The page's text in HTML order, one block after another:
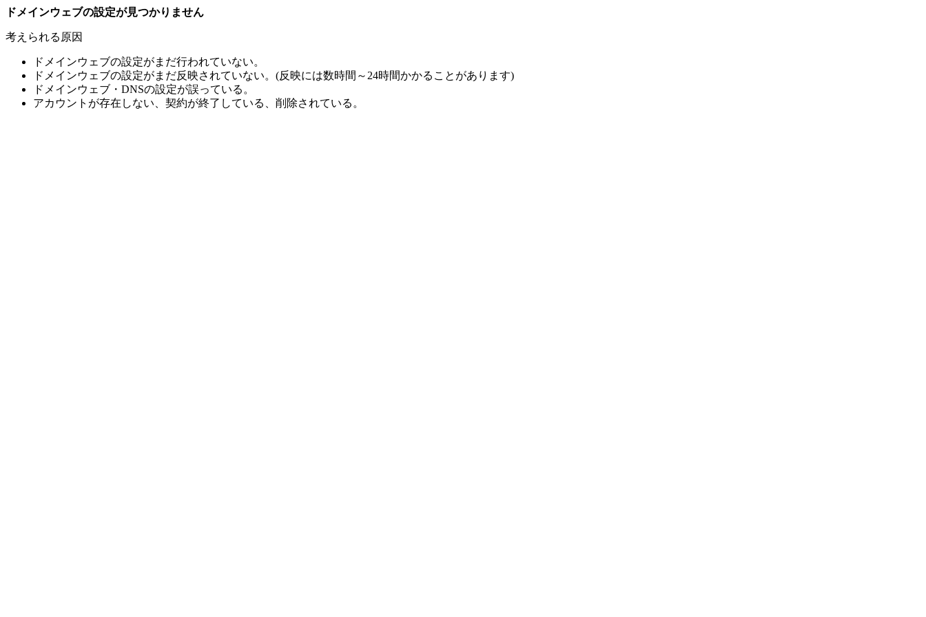
ドメインウェブの設定が見つかりません
考えられる原因
ドメインウェブの設定がまだ行われていない。
ドメインウェブの設定がまだ反映されていない。(反映には数時間～24時間かかることがあります)
ドメインウェブ・DNSの設定が誤っている。
アカウントが存在しない、契約が終了している、削除されている。